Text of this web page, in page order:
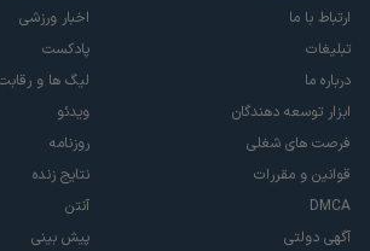
ارتباط با ما
تبلیغات
درباره ما
ابزار توسعه دهندگان
فرصت های شغلی
قوانین و مقررات
DMCA
آگهی دولتی
اخبار ورزشی
پادکست
لیگ ها و
ویدئو
روزنامه
نتایج زنده
آنتن
پیش بینی